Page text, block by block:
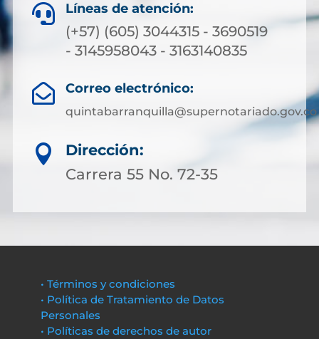
 Líneas de atención:
(+57) (605) 3044315 - 3690519
- 3145958043 - 3163140835
 Correo electrónico:
quintabarranquilla@supernotariado.gov.co

Dirección:
Carrera 55 No. 72-35
• Términos y condiciones
• Política de Tratamiento de Datos
Personales
• Políticas de derechos de autor